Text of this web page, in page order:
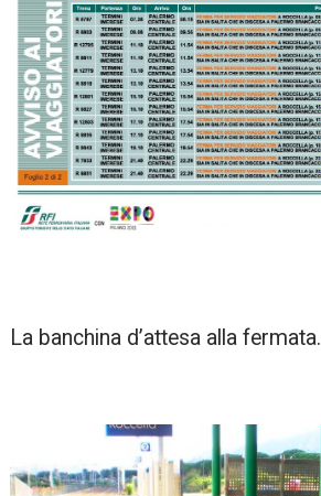
La banchina d’attesa alla fermata.